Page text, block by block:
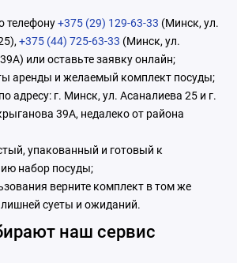
телефону+375 (29) 129-63-33 (Минск, ул.
+375 (44) 725-63-33 (Минск, ул.
или оставьте заявку онлайн;
аренды и желаемый комплект посуды;
адресу: г. Минск, ул. Асаналиева 25 и г.
39А, недалеко от района
упакованный и готовый к
набор посуды;
верните комплект в том же
лишней суеты и ожиданий.
наш сервис